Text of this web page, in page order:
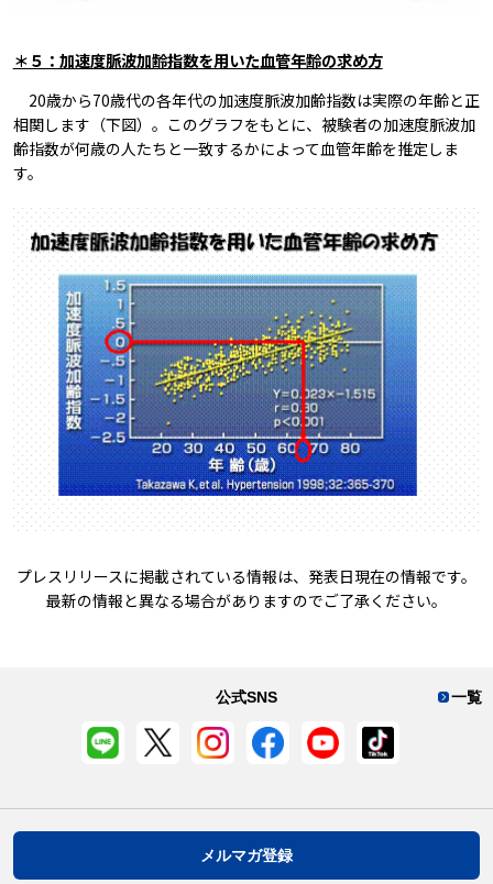
＊５：加速度脈波加齢指数を用いた血管年齢の求め方
20歳から70歳代の各年代の加速度脈波加齢指数は実際の年齢と正
相関します（下図）。このグラフをもとに、被験者の加速度脈波加
齢指数が何歳の人たちと一致するかによって血管年齢を推定しま
す。
プレスリリースに掲載されている情報は、発表日現在の情報です。
最新の情報と異なる場合がありますのでご了承ください。
一覧
公式SNS
メルマガ登録